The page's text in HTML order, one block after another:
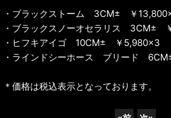
・ブラックストーム 3CM± ￥
・ブラックスノーオセラリス 3CM±
・ヒフキアイゴ 10CM± ￥5,980×3
・ラインドシーホース ブリード
＊価格は税込表示となっております。